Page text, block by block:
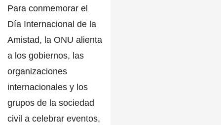
Para conmemorar el
Día Internacional de la
Amistad, la ONU alienta
a los gobiernos, las
organizaciones
internacionales y los
grupos de la sociedad
civil a celebrar eventos,